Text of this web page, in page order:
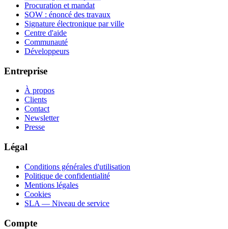
Procuration et mandat
SOW : énoncé des travaux
Signature électronique par ville
Centre d'aide
Communauté
Développeurs
Entreprise
À propos
Clients
Contact
Newsletter
Presse
Légal
Conditions générales d'utilisation
Politique de confidentialité
Mentions légales
Cookies
SLA — Niveau de service
Compte